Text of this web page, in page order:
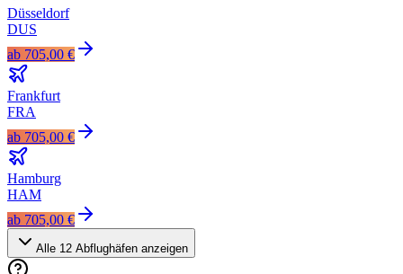
Düsseldorf
DUS
ab 705,00 €
Frankfurt
FRA
ab 705,00 €
Hamburg
HAM
ab 705,00 €
Alle 12 Abflughäfen anzeigen